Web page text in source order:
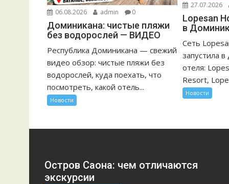
06.08.2026 admin 0
Доминикана: чистые пляжи
без водорослей — ВИДЕО
Республика Доминикана — свежий
видео обзор: чистые пляжи без
водорослей, куда поехать, что
посмотреть, какой отель...
Новости
27.07.2026
Lopesan
в
Сеть
запустила
отеля:
Resort,
Новости
Остров Саона: чем отличаются
экскурсии